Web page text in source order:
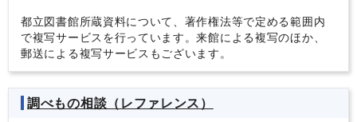
都立図書館所蔵資料について、著作権法等で定める範囲内
で複写サービスを行っています。来館による複写のほか、
郵送による複写サービスもございます。
調べもの相談（レファレンス）